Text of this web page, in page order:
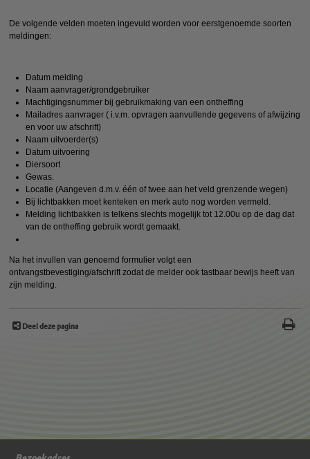
De volgende velden moeten ingevuld worden voor eerstgenoemde soorten
meldingen:
Datum melding
Naam aanvrager/grondgebruiker
Machtigingsnummer bij gebruikmaking van een ontheffing
Mailadres aanvrager ( i.v.m. opvragen aanvullende gegevens of afwijzing
en voor uw afschrift)
Naam uitvoerder(s)
Datum uitvoering
Diersoort
Gewas.
Locatie (Aangeven d.m.v. één of twee aan het veld grenzende wegen)
Bij lichtbakken moet kenteken en merk auto nog worden vermeld.
Melding lichtbakken is telkens slechts mogelijk tot 12.00u op de dag dat
van de ontheffing gebruik wordt gemaakt.
Na het invullen van genoemd formulier volgt een
ontvangstbevestiging/afschrift zodat de melder ook tastbaar bewijs heeft van
zijn melding.
Deel deze pagina